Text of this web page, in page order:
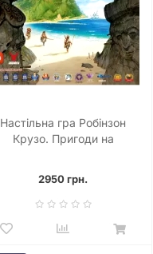
Настільна гра Робінзон
Крузо. Пригоди на
Adventures on the Cursed
Island)
2950 грн.